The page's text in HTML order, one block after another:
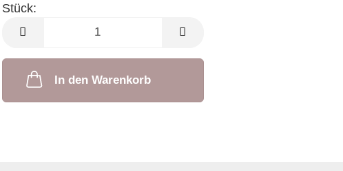
Stück:
Stück
In den Warenkorb